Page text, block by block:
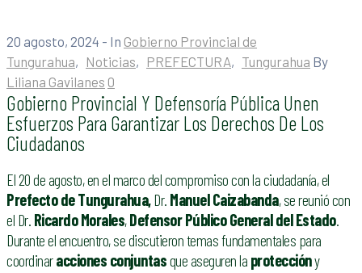
20 agosto, 2024 - In Gobierno Provincial de
Tungurahua‚ Noticias‚ PREFECTURA‚ Tungurahua By
Liliana Gavilanes 0
Gobierno Provincial Y Defensoría Pública Unen
Esfuerzos Para Garantizar Los Derechos De Los
Ciudadanos
El 20 de agosto, en el marco del compromiso con la ciudadanía, el
Prefecto de Tungurahua,Dr. Manuel Caizabanda, se reunió con
el Dr. Ricardo Morales,Defensor Público General del Estado.
Durante el encuentro, se discutieron temas fundamentales para
coordinaracciones conjuntasque aseguren la proteccióny